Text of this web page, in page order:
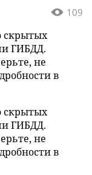
109
скрытых
ГИБДД.
не
в
скрытых
ГИБДД.
не
в